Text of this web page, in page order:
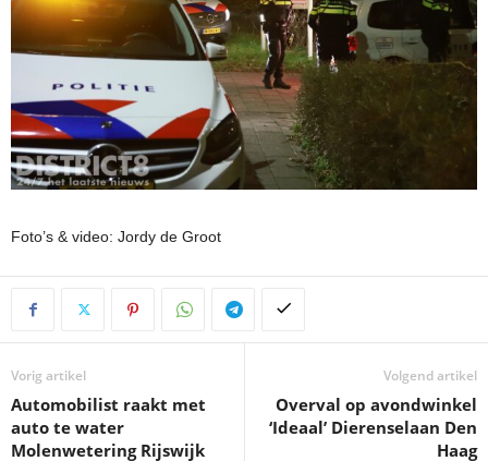
Foto’s & video: Jordy de Groot
Vorig artikel
Automobilist raakt met
auto te water
Molenwetering Rijswijk
Volgend artikel
Overval op avondwinkel
‘Ideaal’ Dierenselaan Den
Haag